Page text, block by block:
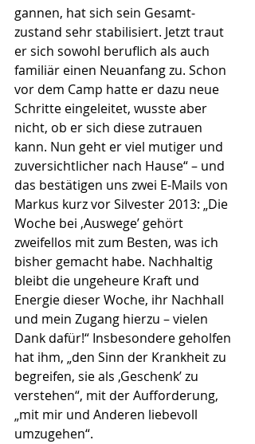
gannen, hat sich sein Gesamt­
zustand sehr stabilisiert. Jetzt traut
er sich sowohl beruflich als auch
familiär einen Neuanfang zu. Schon
vor dem Camp hatte er dazu neue
Schritte eingeleitet, wusste aber
nicht, ob er sich diese zutrauen
kann. Nun geht er viel mutiger und
zuversichtlicher nach Hause“ – und
das bestätigen uns zwei E-Mails von
Markus kurz vor Silvester 2013: „Die
Woche bei ‚Auswege’ gehört
zweifellos mit zum Besten, was ich
bisher ge­macht habe. Nach­haltig
bleibt die ungeheure Kraft und
Energie dieser Woche, ihr Nachhall
und mein Zugang hierzu – vielen
Dank da­für!“ Insbe­sondere geholfen
hat ihm, „den Sinn der Krank­heit zu
begreifen, sie als ‚Ge­schenk’ zu
verstehen“, mit der Auf­forde­rung,
„mit mir und An­de­ren liebevoll
umzugehen“.